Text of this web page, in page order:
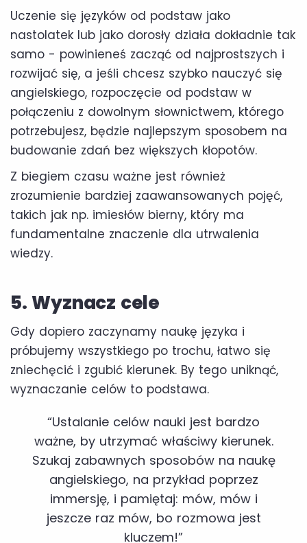
Uczenie się języków od podstaw jako
nastolatek lub jako dorosły działa dokładnie tak
samo - powinieneś zacząć od najprostszych i
rozwijać się, a jeśli chcesz szybko nauczyć się
angielskiego, rozpoczęcie od podstaw w
połączeniu z dowolnym słownictwem, którego
potrzebujesz, będzie najlepszym sposobem na
budowanie zdań bez większych kłopotów.
Z biegiem czasu ważne jest również
zrozumienie bardziej zaawansowanych pojęć,
takich jak np. imiesłów bierny, który ma
fundamentalne znaczenie dla utrwalenia
wiedzy.
5. Wyznacz cele
Gdy dopiero zaczynamy naukę języka i
próbujemy wszystkiego po trochu, łatwo się
zniechęcić i zgubić kierunek. By tego uniknąć,
wyznaczanie celów to podstawa.
“Ustalanie celów nauki jest bardzo
ważne, by utrzymać właściwy kierunek.
Szukaj zabawnych sposobów na naukę
angielskiego, na przykład poprzez
immersję, i pamiętaj: mów, mów i
jeszcze raz mów, bo rozmowa jest
kluczem!”